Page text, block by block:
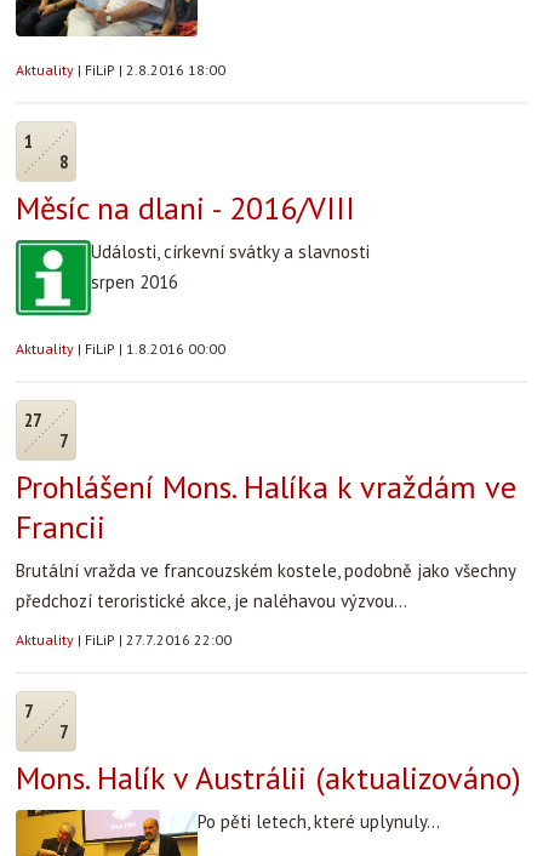
Aktuality | FiLiP | 2.8.2016 18:00
1
8
Měsíc na dlani - 2016/VIII
Události, církevní svátky a slavnosti
srpen 2016
Aktuality | FiLiP | 1.8.2016 00:00
27
7
Prohlášení Mons. Halíka k vraždám ve
Francii
Brutální vražda ve francouzském kostele, podobně jako všechny
předchozí teroristické akce, je naléhavou výzvou...
Aktuality | FiLiP | 27.7.2016 22:00
7
7
Mons. Halík v Austrálii (aktualizováno)
Po pěti letech, které uplynuly...